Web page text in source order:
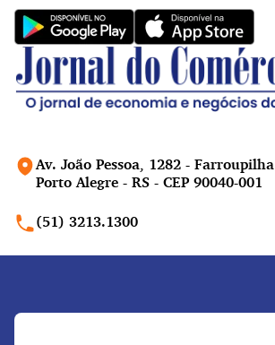
Av. João Pessoa, 1282 - Farroupilha
Porto Alegre - RS - CEP 90040-001
(51) 3213.1300